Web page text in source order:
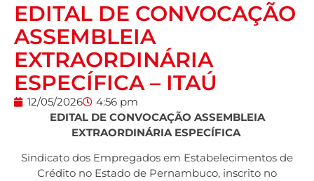
EDITAL DE CONVOCAÇÃO
ASSEMBLEIA
EXTRAORDINÁRIA
ESPECÍFICA – ITAÚ
12/05/2026
4:56 pm
EDITAL DE CONVOCAÇÃO ASSEMBLEIA
EXTRAORDINÁRIA ESPECÍFICA
Sindicato dos Empregados em Estabelecimentos de
Crédito no Estado de Pernambuco, inscrito no